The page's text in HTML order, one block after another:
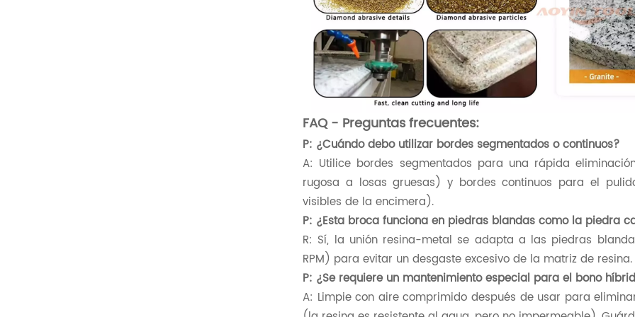
FAQ - Preguntas frecuentes:
P: ¿Cuándo debo utilizar bordes segmentados o continuos?
A: Utilice bordes segmentados para una rápida
rugosa a losas gruesas) y bordes continuos para el
visibles de la encimera).
P: ¿Esta broca funciona en piedras blandas como la piedra
R: Sí, la unión resina-metal se adapta a las piedras
RPM) para evitar un desgaste excesivo de la matriz de resina.
P: ¿Se requiere un mantenimiento especial para el bono
A: Limpie con aire comprimido después de usar para